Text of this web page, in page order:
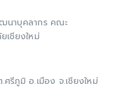
นาบุคลากร คณะ
เชียงใหม่
ศรีภูมิ อ.เมือง จ.เชียงใหม่